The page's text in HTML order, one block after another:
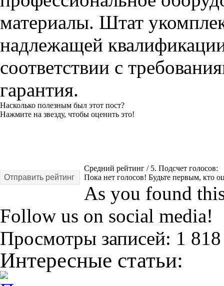
материалы. Штат
надлежащей
соответствии с
гарантия.
Насколько полезным был этот пост?
Нажмите на звезду, чтобы оценить это!
Отправить рейтинг
Средний рейтинг / 5. Подсчет голосов:
Пока нет голосов! Будьте первым, кто
As you found
Follow us on social media!
Просмотры записей: 1 818
Интересные статьи: